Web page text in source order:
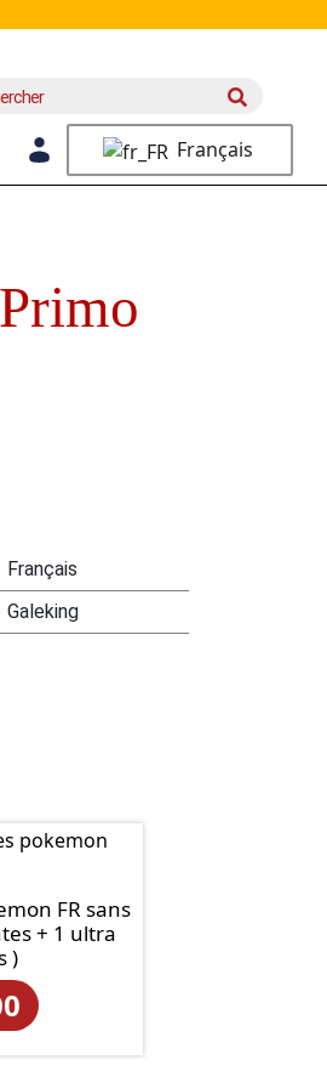
Français
Français
Galeking
FR sans
+ 1 ultra
)